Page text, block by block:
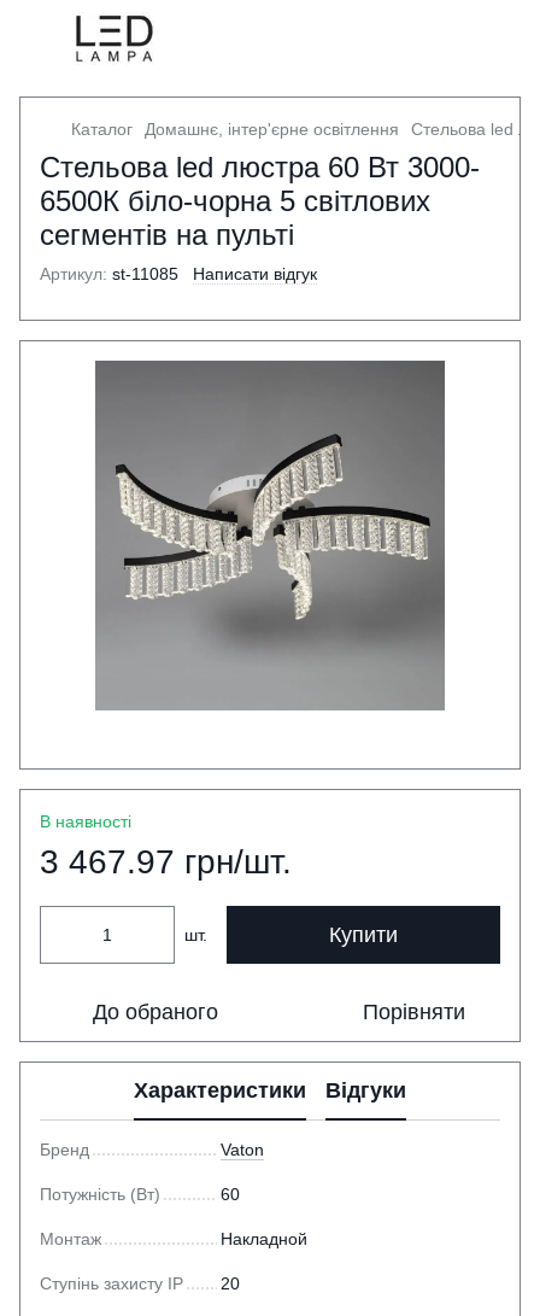
Каталог Домашнє, інтер'єрне освітлення Стельова led
Стельова led люстра 60 Вт 3000-
6500К біло-чорна 5 світлових
сегментів на пульті
Артикул: st-11085 Написати відгук
В наявності
3 467.97 грн/шт.
шт. Купити
До обраного Порівняти
Характеристики Відгуки
Бренд Vaton
Потужність (Вт) 60
Монтаж Накладной
Ступінь захисту IP 20